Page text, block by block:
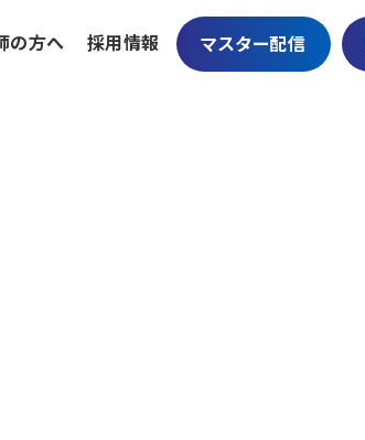
の⽅へ 採⽤情報 マスター配信